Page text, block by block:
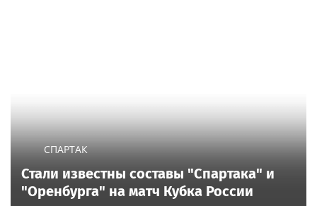
СПАРТАК
Стали известны составы "Спартака" и
"Оренбурга" на матч Кубка России